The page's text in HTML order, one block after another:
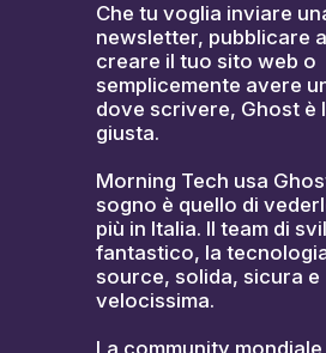
Che tu voglia inviare
newsletter, pubblicare
creare il tuo sito web o
semplicemente avere
dove scrivere, Ghost è
giusta.
Morning Tech usa
sogno è quello di
più in Italia. Il team di
fantastico, la
source, solida, sicura e
velocissima.